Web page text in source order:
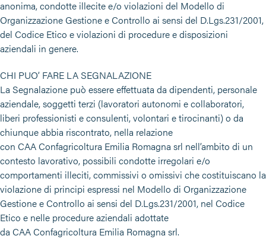
anonima, condotte illecite e/o violazioni del Modello di
Organizzazione Gestione e Controllo ai sensi del D.Lgs.231/2001,
del Codice Etico e violazioni di procedure e disposizioni
aziendali in genere.
CHI PUO’ FARE LA SEGNALAZIONE
La Segnalazione può essere effettuata da dipendenti, personale
aziendale, soggetti terzi (lavoratori autonomi e collaboratori,
liberi professionisti e consulenti, volontari e tirocinanti) o da
chiunque abbia riscontrato, nella relazione
con CAA Confagricoltura Emilia Romagna srl nell’ambito di un
contesto lavorativo, possibili condotte irregolari e/o
comportamenti illeciti, commissivi o omissivi che costituiscano la
violazione di principi espressi nel Modello di Organizzazione
Gestione e Controllo ai sensi del D.Lgs.231/2001, nel Codice
Etico e nelle procedure aziendali adottate
da CAA Confagricoltura Emilia Romagna srl.